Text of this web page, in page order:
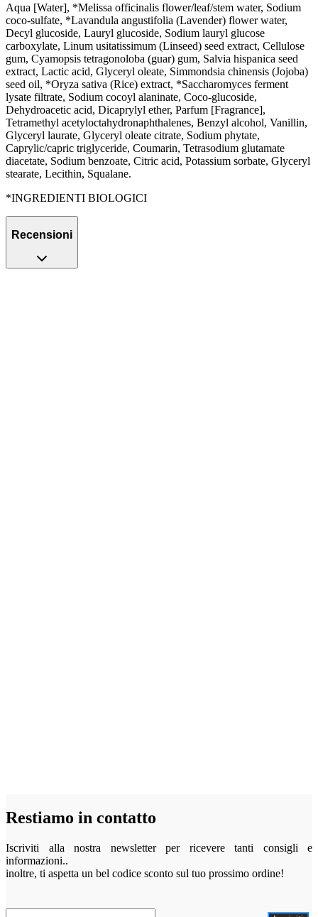
Aqua [Water], *Melissa officinalis flower/leaf/stem water, Sodium
coco-sulfate, *Lavandula angustifolia (Lavender) flower water,
Decyl glucoside, Lauryl glucoside, Sodium lauryl glucose
carboxylate, Linum usitatissimum (Linseed) seed extract, Cellulose
gum, Cyamopsis tetragonoloba (guar) gum, Salvia hispanica seed
extract, Lactic acid, Glyceryl oleate, Simmondsia chinensis (Jojoba)
seed oil, *Oryza sativa (Rice) extract, *Saccharomyces ferment
lysate filtrate, Sodium cocoyl alaninate, Coco-glucoside,
Dehydroacetic acid, Dicaprylyl ether, Parfum [Fragrance],
Tetramethyl acetyloctahydronaphthalenes, Benzyl alcohol, Vanillin,
Glyceryl laurate, Glyceryl oleate citrate, Sodium phytate,
Caprylic/capric triglyceride, Coumarin, Tetrasodium glutamate
diacetate, Sodium benzoate, Citric acid, Potassium sorbate, Glyceryl
stearate, Lecithin, Squalane.
*INGREDIENTI BIOLOGICI
Recensioni
Restiamo in contatto
Iscriviti alla nostra newsletter per ricevere tanti consigli e
informazioni..
inoltre, ti aspetta un bel codice sconto sul tuo prossimo ordine!